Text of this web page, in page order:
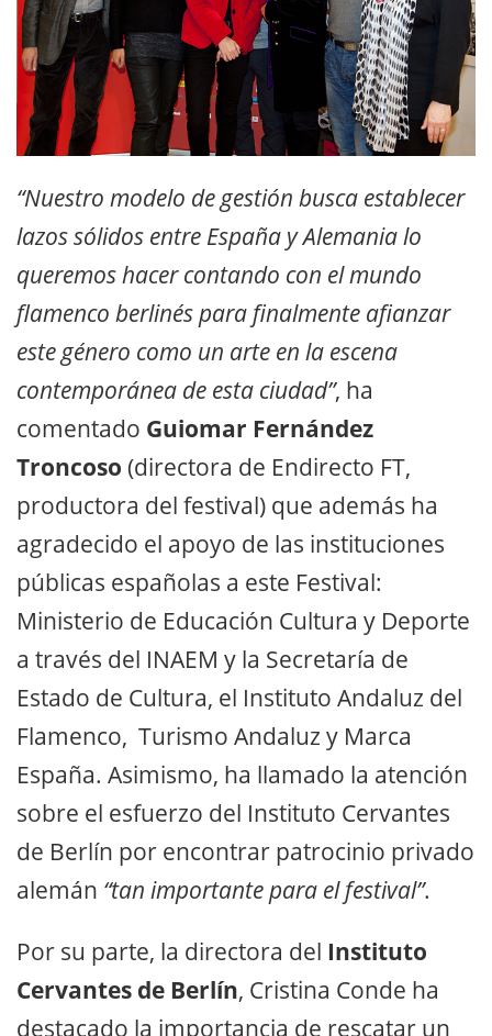
“Nuestro modelo de gestión busca establecer
lazos sólidos entre España y Alemania lo
queremos hacer contando con el mundo
flamenco berlinés para finalmente afianzar
este género como un arte en la escena
contemporánea de esta ciudad”, ha
comentado Guiomar Fernández
Troncoso (directora de Endirecto FT,
productora del festival) que además ha
agradecido el apoyo de las instituciones
públicas españolas a este Festival:
Ministerio de Educación Cultura y Deporte
a través del INAEM y la Secretaría de
Estado de Cultura, el Instituto Andaluz del
Flamenco, Turismo Andaluz y Marca
España. Asimismo, ha llamado la atención
sobre el esfuerzo del Instituto Cervantes
de Berlín por encontrar patrocinio privado
alemán “tan importante para el festival”.
Por su parte, la directora del Instituto
Cervantes de Berlín, Cristina Conde ha
destacado la importancia de rescatar un